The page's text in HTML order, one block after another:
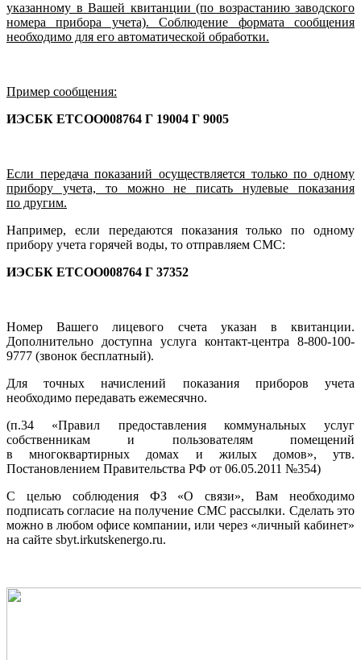
указанному в Вашей квитанции (по возрастанию заводского
номера прибора учета). Соблюдение формата сообщения
необходимо для его автоматической обработки.
Пример сообщения:
ИЭСБК ЕТСОО008764 Г 19004 Г 9005
Если передача показаний осуществляется только по одному
прибору учета, то можно не писать нулевые показания
по другим.
Например, если передаются показания только по одному
прибору учета горячей воды, то отправляем СМС:
ИЭСБК ЕТСОО008764 Г 37352
Номер Вашего лицевого счета указан в квитанции.
Дополнительно доступна услуга контакт-центра 8-800-100-
9777 (звонок бесплатный).
Для точных начислений показания приборов учета
необходимо передавать ежемесячно.
(п.34 «Правил предоставления коммунальных услуг
собственникам и пользователям помещений
в многоквартирных домах и жилых домов», утв.
Постановлением Правительства РФ от 06.05.2011 №354)
С целью соблюдения ФЗ «О связи», Вам необходимо
подписать согласие на получение СМС рассылки. Сделать это
можно в любом офисе компании, или через «личный кабинет»
на сайте sbyt.irkutskenergo.ru.